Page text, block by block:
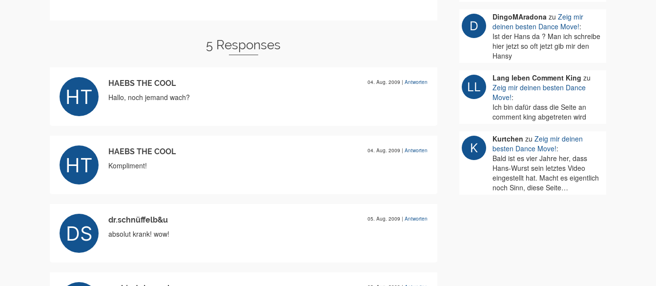
5 Responses
HAEBS THE COOL 04. Aug. 2009 | Antworten
Hallo, noch jemand wach?
HAEBS THE COOL 04. Aug. 2009 | Antworten
Kompliment!
dr.schnüffelb&u 05. Aug. 2009 | Antworten
absolut krank! wow!
DingoMAradonazu Zeig mir
deinen besten Dance Move!:
Ist der Hans da ? Man ich schreibe
hier jetzt so oft jetzt gib mir den
Hansy
Lang leben Comment King zu
Zeig mir deinen besten Dance
Move!:
Ich bin dafür dass die Seite an
comment king abgetreten wird
Kurtchen zu Zeig mir deinen
besten Dance Move!:
Bald ist es vier Jahre her, dass
Hans-Wurst sein letztes Video
eingestellt hat. Macht es eigentlich
noch Sinn, diese Seite…